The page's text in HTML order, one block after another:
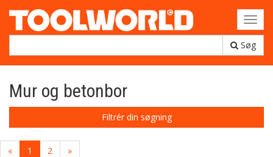
Søg
Mur og betonbor
Filtrér din søgning
« 1 2 »